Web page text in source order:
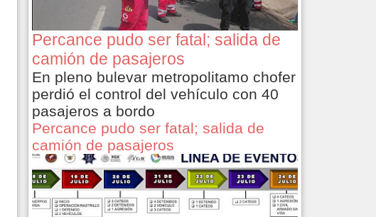
Percance pudo ser fatal; salida de
camión de pasajeros
En pleno bulevar metropolitamo chofer
perdió el control del vehículo con 40
pasajeros a bordo
Percance pudo ser fatal; salida de
camión de pasajeros